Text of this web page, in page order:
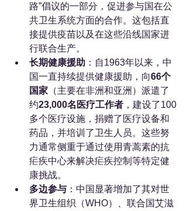
路”倡议的一部分，促进参与国在公
共卫生系统方面的合作。这包括直
接提供疫苗以及在这些沿线国家进
行联合生产。
长期健康援助 ：自1963年以来，中
国一直持续提供健康援助，向66个
国家 （主要在非洲和亚洲）派遣了
约23,000名医疗工作者 ，建设了100
多个医疗设施，捐赠了医疗设备和
药品，并培训了卫生人员。这些努
力通常侧重于通过使用青蒿素的抗
疟疾中心来解决疟疾控制等特定健
康挑战。
多边参与 ：中国显著增加了其对世
界卫生组织（WHO）、联合国艾滋